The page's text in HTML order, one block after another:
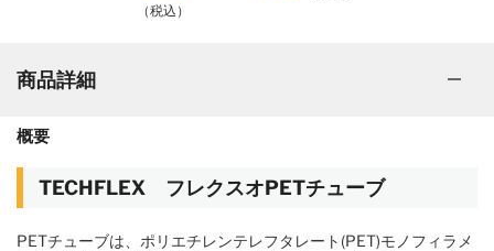
（税込）
商品詳細
概要
TECHFLEX フレクスオPETチューブ
PETチューブは、ポリエチレンテレフタレート(PET)モノフィラメ